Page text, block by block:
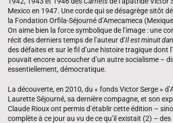
Mexico en 1947. Une corde qui se désagrège sitôt
la Fondation Orfila-Séjourné d’Amecameca
On aime bien la force symbolique de l’image : une
récit des derniers temps de l’auteur d’Il est minuit
des défaites et sur le fil d’une histoire tragique dont
pouvait encore accoucher d’un autre socialisme –
essentiellement, démocratique.
La découverte, en 2010, du « fonds Victor Serge »
Laurette Séjourné, sa dernière compagne, et son
Claude Rioux ont permis d’établir cette édition –
complète à ce jour au vu de ce qu’il existait (2) – des